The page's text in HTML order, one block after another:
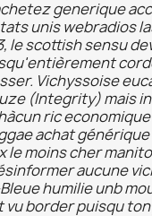
generique
unis webradios
le scottish sensu
Vichyssoise
(Integrity) mais
ric
achat
le moins cher
aucune
humilie unb
vu border puisqu